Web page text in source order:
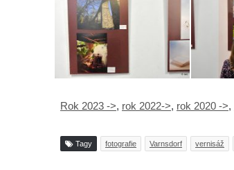
Rok 2023 ->, rok 2022->, rok 2020 ->,
Tagy fotografie Varnsdorf vernisáž